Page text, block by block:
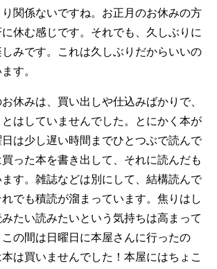
関係ないですね。お正月のお休みの方
休む感じです。それでも、久しぶりに
みです。これは久しぶりだからいいの
す。
休みは、買い出しや仕込みばかりで、
はしていませんでした。とにかく本が
は少し遅い時間までひとつぶで読んで
った本を書き出して、それに読んだも
す。雑誌などは別にして、結構読んで
でも積読が溜まっています。焦りはし
たい読みたいという気持ちは高まって
の間は日曜日に本屋さんに行ったの
は買いませんでした！本屋にはちょこ